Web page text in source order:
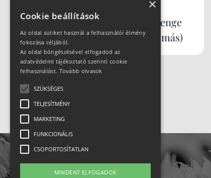
Maraton Challenge
Eger (záró állomás)
×
Cookie beállítások
Az oldal sütiket használ a felhasználói élmény
fokozása céljából.
Az oldal böngészésével elfogadod az
adatvédelmi tájékoztató szerinti cookie
felhasználást. Tovább olvasok
SZÜKSÉGES
TELJESÍTMÉNY
MARKETING
FUNKCIONÁLIS
CSOPORTOSÍTATLAN
MINDENT ELFOGADOK